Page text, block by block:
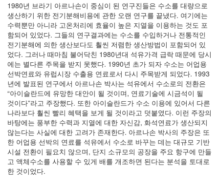
1980년 브라기 아르나손이 중심이 된 연구진들은 수소를 대량으로
생산하기 위한 전기분해비용에 관한 오랜 연구를 끝냈다. 여기에는
수력뿐만 아니라 고온처리에 효율이 높은 지열을 이용하는 것도 포
함되어 있었다. 그들의 연구결과에는 수소를 수입하거나 전통적인
전기분해에 의한 생산보다도 훨씬 저렴한 생산방법이 포함되어 있
었다. 그러나 때마침 불어닥친 1980년대 석유가격 급락 때문에 당시
에는 별다른 주목을 받지 못했다. 1990년 초가 되자 수소는 어업용
선박연료와 유럽시장 수출용 연료로서 다시 주목받게 되었다. 1993
년에 발표된 연구에서 아르나손 박사는 석유에서 수소로의 전환은
“아이슬란드에 유망한 대안이 될 것이며, 연료기술에 시금석이 될
것이다”라고 주장했다. 또한 아이슬란드가 수소 이용에 있어서 다른
나라보다 훨씬 빨리 혜택을 보게 될 것이라고 덧붙였다. 이런 주장의
바탕에는 풍부한 수력과 지열에 대한 자신감, 화석연료가 생산되지
않는다는 사실에 대한 고려가 존재한다. 아르나손 박사의 주장은 또
한 어업용 선박의 연료를 석유에서 수소로 바꾸는 데는 대규모 기반
시설 전환이 필요치 않으며, 단지 소규모의 공장을 주요 항구에 만들
고 액체수소를 사용할 수 있게 배를 개조하면 된다는 분석을 토대로
한 것이었다.